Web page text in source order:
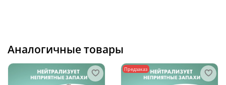
Аналогичные товары
Предзаказ